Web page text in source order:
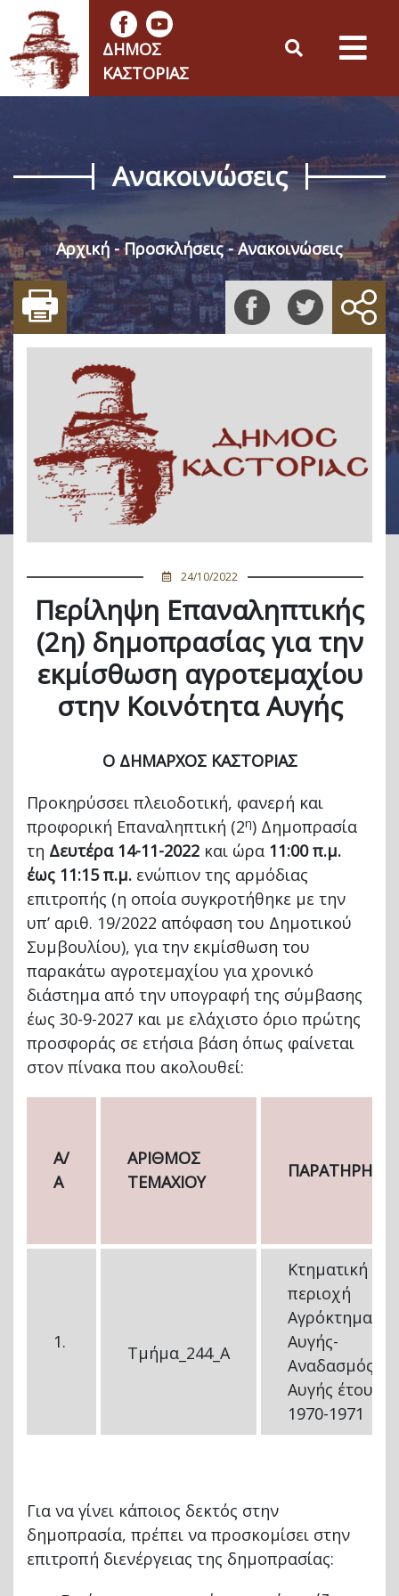
ΔΉΜΟΣ
ΚΑΣΤΟΡΙΆΣ
Ανακοινώσεις
Αρχική Προσκλήσεις Ανακοινώσεις
24/10/2022
Περίληψη Επαναληπτικής
(2η) δημοπρασίας για την
εκμίσθωση αγροτεμαχίου
στην Κοινότητα Αυγής
Ο ΔΗΜΑΡΧΟΣ ΚΑΣΤΟΡΙΑΣ
Προκηρύσσει πλειοδοτική, φανερή και
προφορική Επαναληπτική (2η) Δημοπρασία
τη Δευτέρα 14-11-2022 και ώρα 11:00 π.μ.
έως 11:15 π.μ. ενώπιον της αρμόδιας
επιτροπής (η οποία συγκροτήθηκε με την
υπ’ αριθ. 19/2022 απόφαση του Δημοτικού
Συμβουλίου), για την εκμίσθωση του
παρακάτω αγροτεμαχίου για χρονικό
διάστημα από την υπογραφή της σύμβασης
έως 30-9-2027 και με ελάχιστο όριο πρώτης
προσφοράς σε ετήσια βάση όπως φαίνεται
στον πίνακα που ακολουθεί:
Α/
Α
ΑΡΙΘΜΟΣ
ΤΕΜΑΧΙΟΥ
1.
Τμήμα_244_Α
Κτηματική
περιοχή
Αγρόκτημα
Αυγής-
Αναδασμός
Αυγής έτους
1970-1971
Για να γίνει κάποιος δεκτός στην
δημοπρασία, πρέπει να προσκομίσει στην
επιτροπή διενέργειας της δημοπρασίας: